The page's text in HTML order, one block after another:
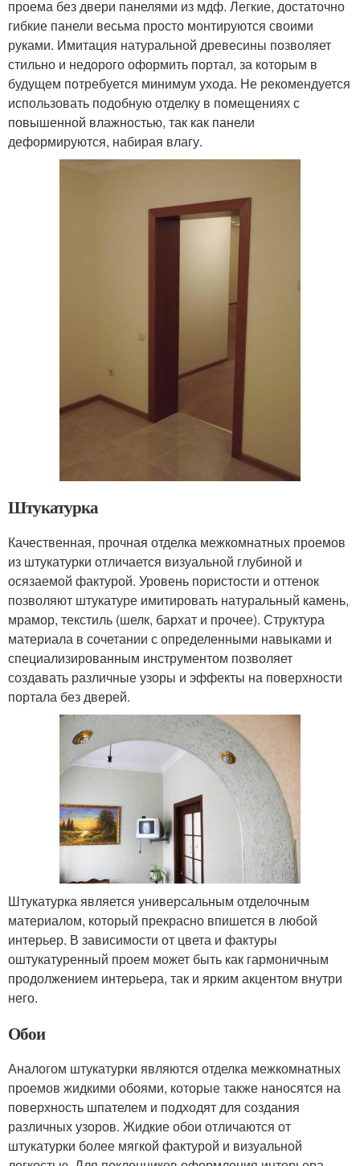
проема без двери панелями из мдф. Легкие, достаточно
гибкие панели весьма просто монтируются своими
руками. Имитация натуральной древесины позволяет
стильно и недорого оформить портал, за которым в
будущем потребуется минимум ухода. Не рекомендуется
использовать подобную отделку в помещениях с
повышенной влажностью, так как панели
деформируются, набирая влагу.
Штукатурка
Качественная, прочная отделка межкомнатных проемов
из штукатурки отличается визуальной глубиной и
осязаемой фактурой. Уровень пористости и оттенок
позволяют штукатуре имитировать натуральный камень,
мрамор, текстиль (шелк, бархат и прочее). Структура
материала в сочетании с определенными навыками и
специализированным инструментом позволяет
создавать различные узоры и эффекты на поверхности
портала без дверей.
Штукатурка является универсальным отделочным
материалом, который прекрасно впишется в любой
интерьер. В зависимости от цвета и фактуры
оштукатуренный проем может быть как гармоничным
продолжением интерьера, так и ярким акцентом внутри
него.
Обои
Аналогом штукатурки являются отделка межкомнатных
проемов жидкими обоями, которые также наносятся на
поверхность шпателем и подходят для создания
различных узоров. Жидкие обои отличаются от
штукатурки более мягкой фактурой и визуальной